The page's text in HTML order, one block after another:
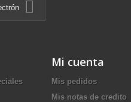
Mi cuenta
Mis pedidos
Mis notas de credito